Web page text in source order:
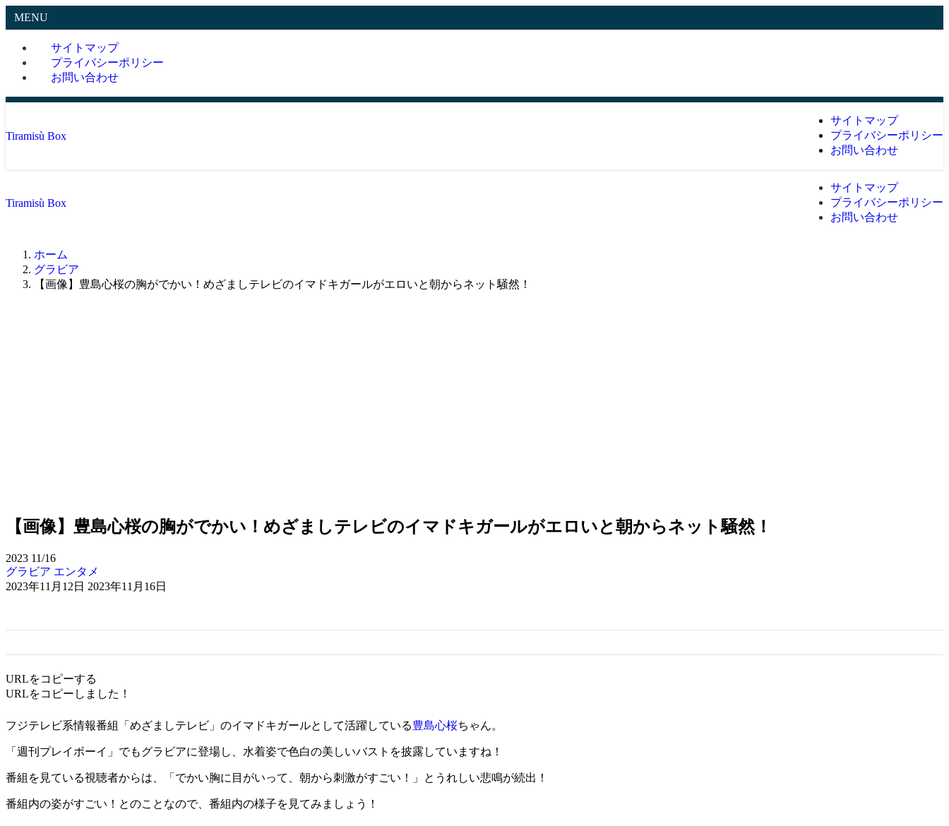
MENU
サイトマップ
プライバシーポリシー
お問い合わせ
Tiramisù Box
サイトマップ
プライバシーポリシー
お問い合わせ
Tiramisù Box
サイトマップ
プライバシーポリシー
お問い合わせ
ホーム
グラビア
【画像】豊島心桜の胸がでかい！めざましテレビのイマドキガールがエロいと朝からネット騒然！
【画像】豊島心桜の胸がでかい！めざましテレビのイマドキガールがエロいと朝からネット騒然！
2023 11/16
グラビア エンタメ
2023年11月12日 2023年11月16日
URLをコピーする
URLをコピーしました！
フジテレビ系情報番組「めざましテレビ」のイマドキガールとして活躍している豊島心桜ちゃん。
「週刊プレイボーイ」でもグラビアに登場し、水着姿で色白の美しいバストを披露していますね！
番組を見ている視聴者からは、「でかい胸に目がいって、朝から刺激がすごい！」とうれしい悲鳴が続出！
番組内の姿がすごい！とのことなので、番組内の様子を見てみましょう！